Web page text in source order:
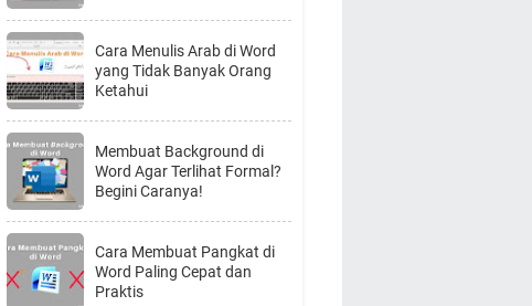
Cara Menulis Arab di Word
yang Tidak Banyak Orang
Ketahui
Membuat Background di
Word Agar Terlihat Formal?
Begini Caranya!
Cara Membuat Pangkat di
Word Paling Cepat dan
Praktis